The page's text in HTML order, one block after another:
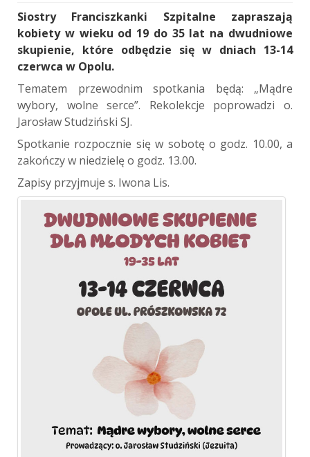
Siostry Franciszkanki Szpitalne zapraszają
kobiety w wieku od 19 do 35 lat na dwudniowe
skupienie, które odbędzie się w dniach 13-14
czerwca w Opolu.
Tematem przewodnim spotkania będą: „Mądre
wybory, wolne serce”. Rekolekcje poprowadzi o.
Jarosław Studziński SJ.
Spotkanie rozpocznie się w sobotę o godz. 10.00, a
zakończy w niedzielę o godz. 13.00.
Zapisy przyjmuje s. Iwona Lis.